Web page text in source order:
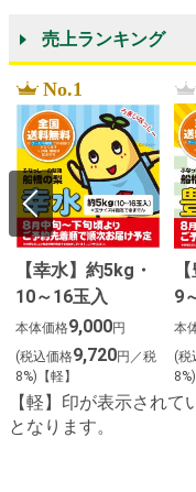
売上ランキング
No.1
【幸水】約5kg・
10～16玉入
本体価格9,000円
(税込価格9,720円／税
8%)【軽】
9
本
(税
【軽】印が表示され
となります。